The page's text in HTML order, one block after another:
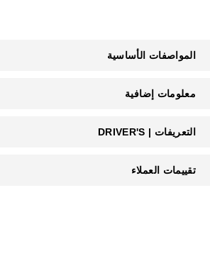
المواصفات الأساسية
معلومات إضافية
التعريفات | DRIVER'S
تقييمات العملاء